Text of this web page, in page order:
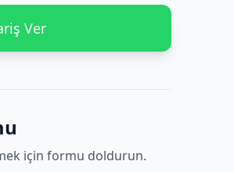
Ver
için formu doldurun.